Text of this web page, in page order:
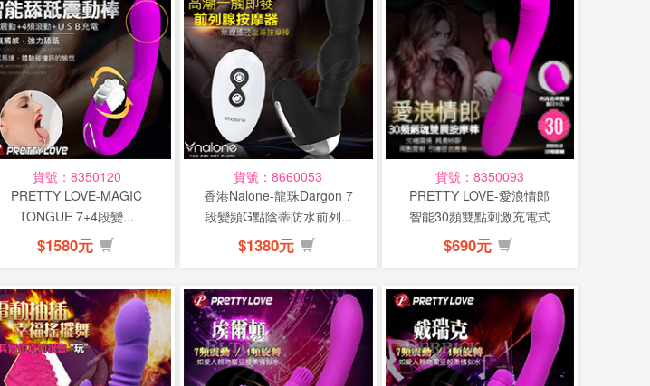
貨號：8350120
PRETTY LOVE-MAGIC
TONGUE 7+4段變...
$1580元
貨號：8660053
香港Nalone-龍珠Dargon 7
段變頻G點陰蒂防水前列...
$1380元
貨號：8350093
PRETTY LOVE-愛浪情郎
智能30頻雙點刺激充電式
按...
$690元